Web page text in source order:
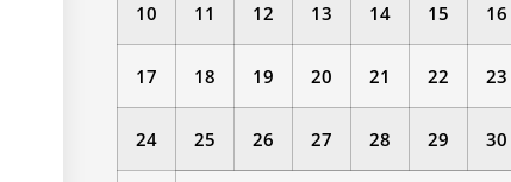
10 11 12 13 14 15 16
17 18 19 20 21 22 23
24 25 26 27 28 29 30